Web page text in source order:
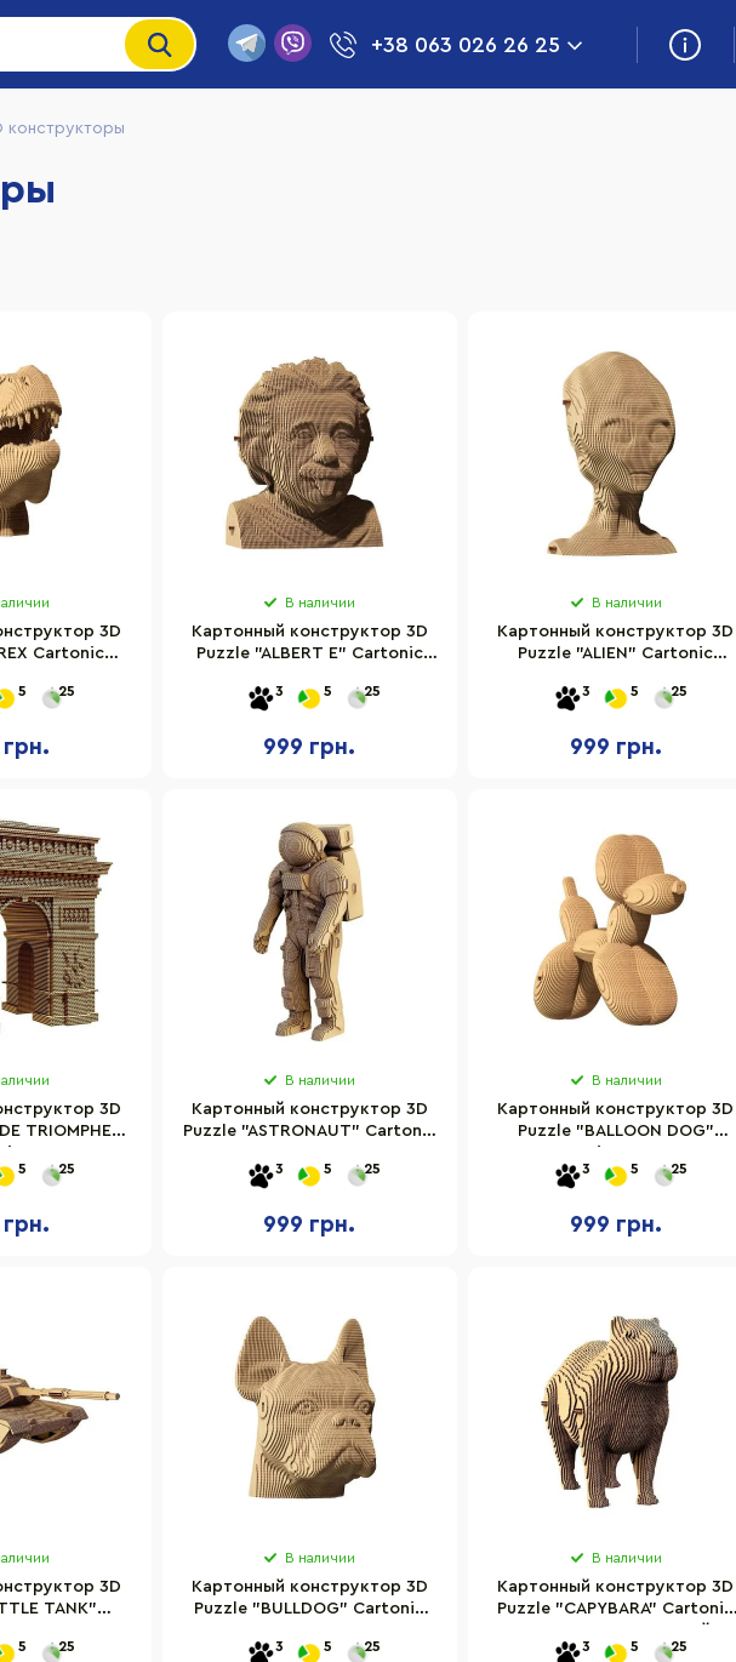
+38 063 026 26 25
конструкторы
3D
Cartonic
5 25
В наличии
Картонный конструктор 3D
Puzzle "ALBERT E" Cartonic
3 5 25
999 грн.
В наличии
Картонный конструктор 3D
Puzzle "ALIEN" Cartonic
3 5 25
999 грн.
3D
TRIOMPHE
5 25
В наличии
Картонный конструктор 3D
Puzzle "ASTRONAUT" Cartonic
3 5 25
999 грн.
В наличии
Картонный конструктор 3D
Puzzle "BALLOON DOG"
3 5 25
999 грн.
3D
TANK"
5 25
В наличии
Картонный конструктор 3D
Puzzle "BULLDOG" Cartonic
3 5 25
В наличии
Картонный конструктор 3D
Puzzle "CAPYBARA" Cartonic
3 5 25